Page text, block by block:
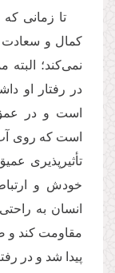
تا زمانی
کمال و سعادت
نمی‌كند؛
در رفتار او
است و در
است که روی آب
تأثیرپذیری
خودش و
انسان به
مقاومت کند و
پیدا شد و در